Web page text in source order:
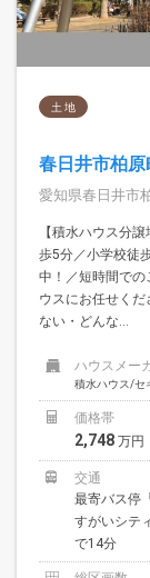
土 地
春日井市柏
愛知県春日井市
【積水ハウス分
歩5分／小学校徒
中！／短時間での
ウスにお任せく
ない・どんな...
ハウスメー
積水ハウス/セ
価格帯
2,748 万円
交通
最寄バス停
すがいシテ
で14分